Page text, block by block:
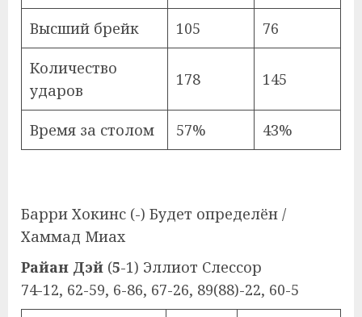
Высший брейк 105 76
Количество
ударов
178 145
Время за столом 57% 43%
Барри Хокинс (-) Будет определён /
Хаммад Миах
Райан Дэй (5-1) Эллиот Слессор
74-12, 62-59, 6-86, 67-26, 89(88)-22, 60-5